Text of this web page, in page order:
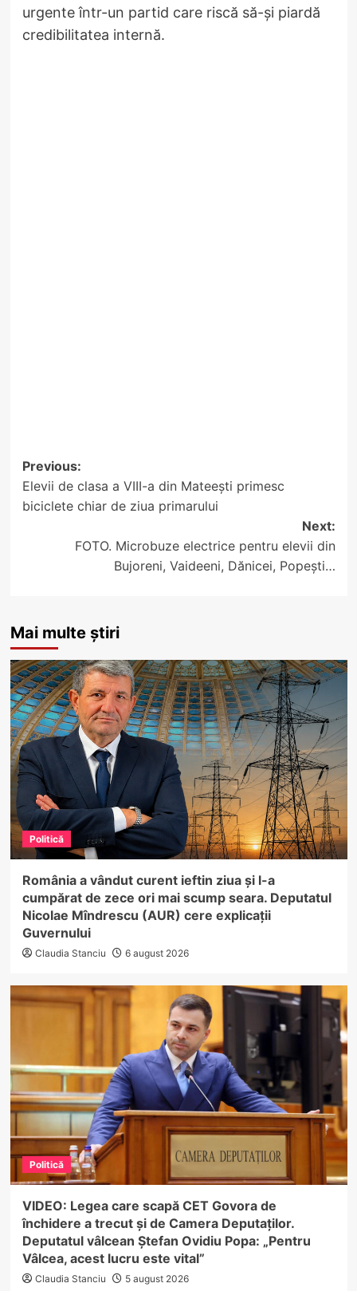
urgente într-un partid care riscă să-și piardă
credibilitatea internă.
Post
navigation
Previous:
Elevii de clasa a VIII-a din Mateești primesc
biciclete chiar de ziua primarului
Next:
FOTO. Microbuze electrice pentru elevii din
Bujoreni, Vaideeni, Dănicei, Popești…
Mai multe știri
Politică
România a vândut curent ieftin ziua și l-a
cumpărat de zece ori mai scump seara. Deputatul
Nicolae Mîndrescu (AUR) cere explicații
Guvernului
Claudia Stanciu 6 august 2026
Politică
VIDEO: Legea care scapă CET Govora de
închidere a trecut și de Camera Deputaților.
Deputatul vâlcean Ștefan Ovidiu Popa: „Pentru
Vâlcea, acest lucru este vital”
Claudia Stanciu 5 august 2026